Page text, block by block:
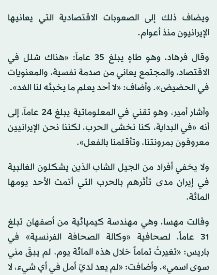
ويضاف ذلك إلى الصعوبات الاقتصادية التي يعانيها
الإيرانيون منذ أعوام.
وقال فرهاد، وهو طاهٍ يبلغ 35 عاماً: «هناك شلل في
الاقتصاد، والمجتمع يعاني من صدمة نفسية، والمعنويات
في الحضيض». وأضاف: «لا أحد يعلم ما يخبئه لنا الغد».
وأشار أمير، وهو تقني في المعلوماتية يبلغ 24 عاماً، إلى
أنه «في البداية، كنا نخشى الحرب، لكننا نحن الإيرانيين
معروفون بمرونتنا، وتأقلمنا بالفعل».
ولا يخفي أفراد من الجيل الشاب الذين يشكلون الغالبية
في إيران مدى تأثرهم بالحرب التي أتمت الأحد يومها
المائة.
وقالت مهسا، وهي مهندسة كيميائية من أصفهان تبلغ
31 عاماً، لصحافية «وكالة الصحافة الفرنسية» في
باريس: «تغيرتُ تماماً خلال هذه المائة يوم. لم يبقَ مني
سوى اسمي». وأضافت: «لم يعد لديّ أمل في أي شيء، لا